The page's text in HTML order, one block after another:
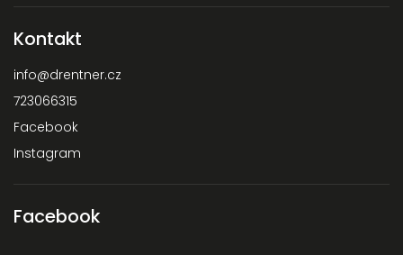
Kontakt
info@drentner.cz
723066315
Facebook
Instagram
Facebook